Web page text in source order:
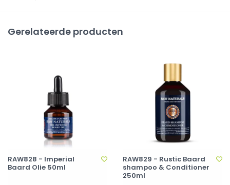
Gerelateerde producten
RAW828 - Imperial
Baard Olie 50ml
RAW829 - Rustic Baard
shampoo & Conditioner
250ml